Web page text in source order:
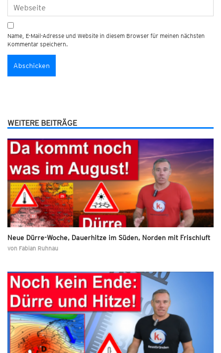
Name, E-Mail-Adresse und Website in diesem Browser für meinen nächsten
Kommentar speichern.
WEITERE BEITRÄGE
Neue Dürre-Woche, Dauerhitze im Süden, Norden mit Frischluft
von Fabian Ruhnau